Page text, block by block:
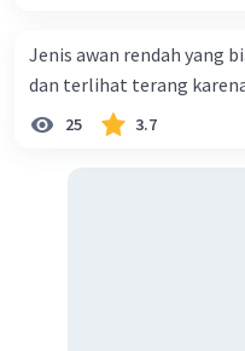
Jenis awan rendah yang
dan terlihat terang
25 3.7